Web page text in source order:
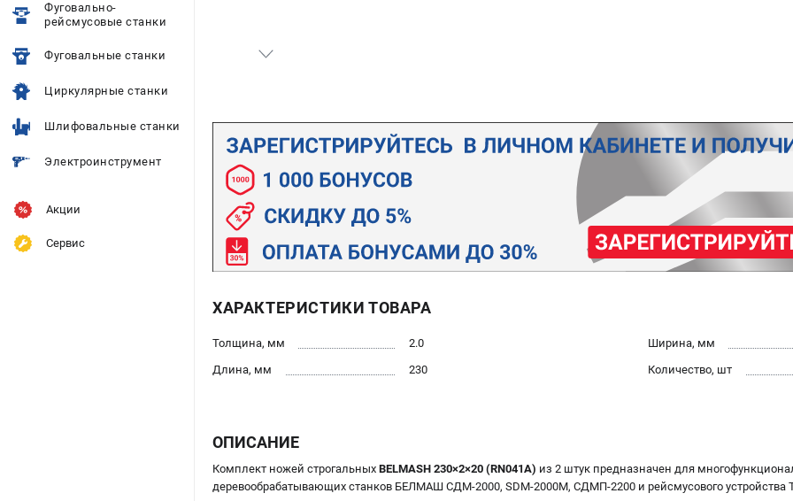
Фуговально-
рейсмусовые станки
Фуговальные станки
Циркулярные станки
Шлифовальные станки
Электроинструмент
Акции
Сервис
ХАРАКТЕРИСТИКИ ТОВАРА
Толщина, мм
2.0
Длина, мм
230
Ширина, мм
Количество, шт
ОПИСАНИЕ
Комплект ножей строгальных BELMASH 230×2×20 (RN041A) из 2 штук предназначен для
деревообрабатывающих станков БЕЛМАШ СДМ-2000, SDM-2000M, СДМП-2200 и рейсмусового устройства